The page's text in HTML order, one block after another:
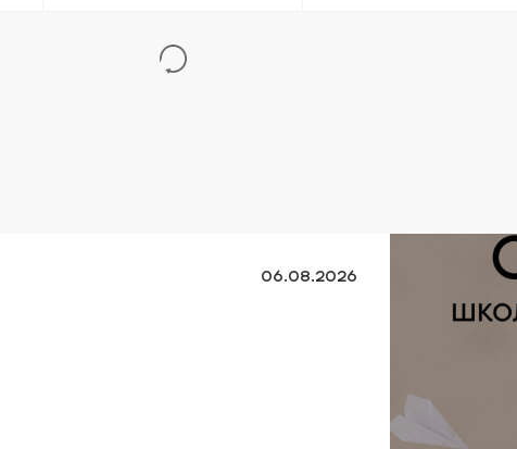
06.08.2026